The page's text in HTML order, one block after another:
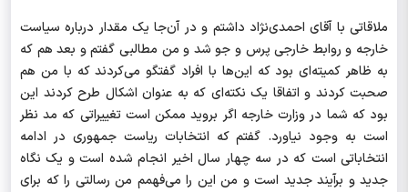
ملاقاتی با آقای احمدی‌نژاد داشتم و در آن‌جا یک مقدار درباره سیاست
خارجه و روابط خارجی پرس و جو شد و من مطالبی گفتم و بعد هم که
به ظاهر کمیته‌ای بود که این‌ها با افراد گفتگو می‌کردند که با من هم
صحبت کردند و اتفاقا یک نکته‌ای که به عنوان اشکال طرح کردند این
بود که شما در وزارت خارجه اگر بروید ممکن است تغییراتی که مد نظر
است به وجود نیاورد. گفتم که انتخابات ریاست جمهوری در ادامه
انتخاباتی است که در سه چهار سال اخیر انجام شده است و یک نگاه
جدید و برآیند جدید است و من این را می‌فهمم من رسالتی را که برای